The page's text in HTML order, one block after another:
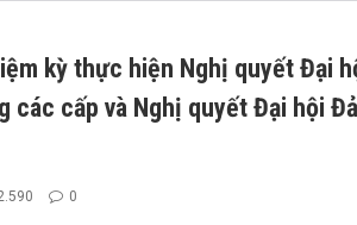
kỳ thực hiện Nghị quyết Đại
các cấp và Nghị quyết Đại hội
0